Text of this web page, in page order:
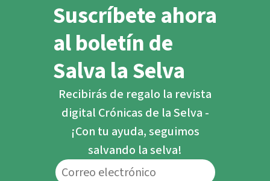
Suscríbete ahora
al boletín de
Salva la Selva
Recibirás de regalo la revista
digital Crónicas de la Selva -
¡Con tu ayuda, seguimos
salvando la selva!